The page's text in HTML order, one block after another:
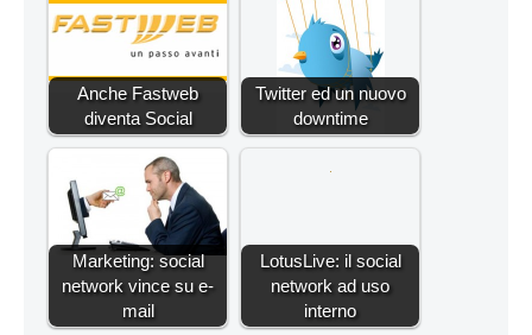
Anche Fastweb
diventa Social
Twitter ed un nuovo
downtime
Marketing: social
network vince su e-
mail
LotusLive: il social
network ad uso
interno